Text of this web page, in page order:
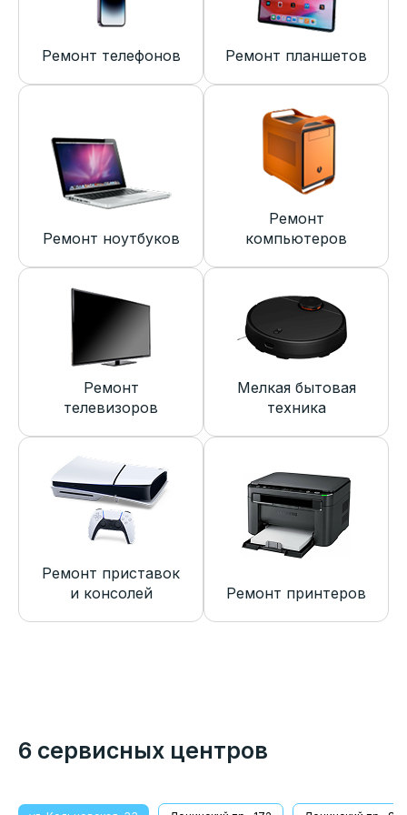
Ремонт телефонов Ремонт планшетов
Ремонт ноутбуков
Ремонт
компьютеров
Ремонт
телевизоров
Мелкая бытовая
техника
Ремонт приставок
и консолей
Ремонт принтеров
6 сервисных центров